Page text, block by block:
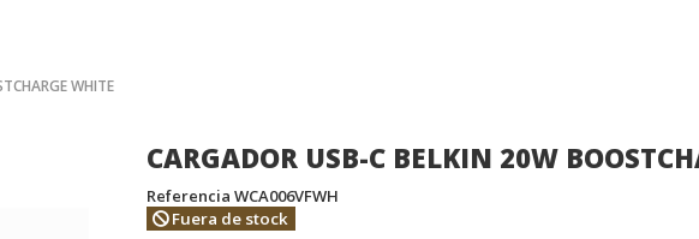
WHITE
CARGADOR USB-C BELKIN 20W
Referencia WCA006VFWH
Fuera de stock